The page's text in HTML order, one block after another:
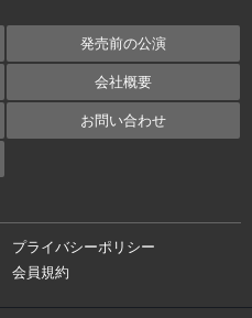
発売前の公演
会社概要
お問い合わせ
プライバシーポリシー
会員規約